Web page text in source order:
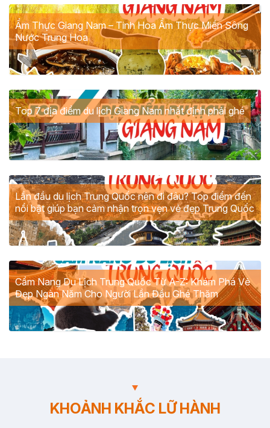
Ẩm Thực Giang Nam – Tinh Hoa Ẩm Thực Miền Sông
Nước Trung Hoa
Top 7 địa điểm du lịch Giang Nam nhất định phải ghé
Lần đầu du lịch Trung Quốc nên đi đâu? Top điểm đến
nổi bật giúp bạn cảm nhận trọn vẹn vẻ đẹp Trung Quốc
Cẩm Nang Du Lịch Trung Quốc Từ A-Z: Khám Phá Vẻ
Đẹp Ngàn Năm Cho Người Lần Đầu Ghé Thăm
KHOẢNH KHẮC LỮ HÀNH